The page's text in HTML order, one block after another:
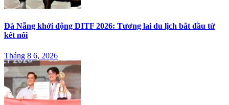
Đà Nẵng khởi động DITF 2026: Tương lai du lịch bắt đầu từ
kết nối
Tháng 8 6, 2026